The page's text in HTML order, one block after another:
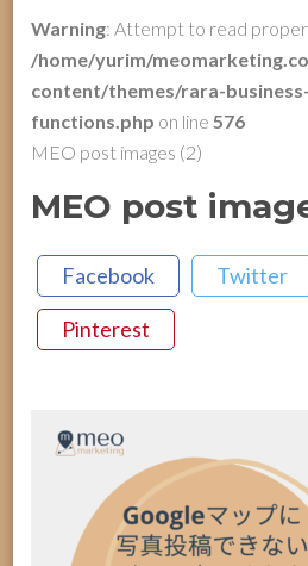
Warning: Attempt to read
/home/yurim/
content/themes/rara-
functions.php on line576
MEO post images (2)
MEO post
Facebook Twitter
Pinterest